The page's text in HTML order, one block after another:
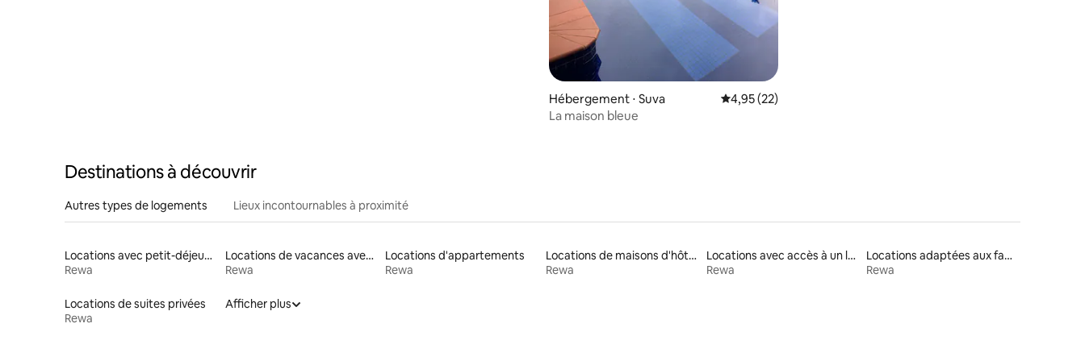
Hébergement ⋅ Suva Évaluation moyenne sur la base de 22 commentaires : 4,95 sur 5
4,95 (22)
La maison bleue
Destinations à découvrir
Autres types de logements Lieux incontournables à proximité
Locations avec petit-déjeuner
Rewa
Locations de vacances avec piscine
Rewa
Locations d'appartements
Rewa
Locations de maisons d'hôtes
Rewa
Locations avec accès à un lac
Rewa
Locations adaptées aux familles
Rewa
Locations de suites privées
Rewa
Afficher plus